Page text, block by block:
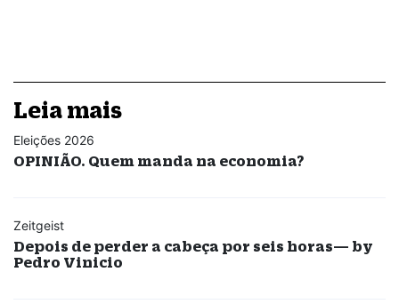
Leia mais
Eleições 2026
OPINIÃO. Quem manda na economia?
Zeitgeist
Depois de perder a cabeça por seis horas— by
Pedro Vinicio